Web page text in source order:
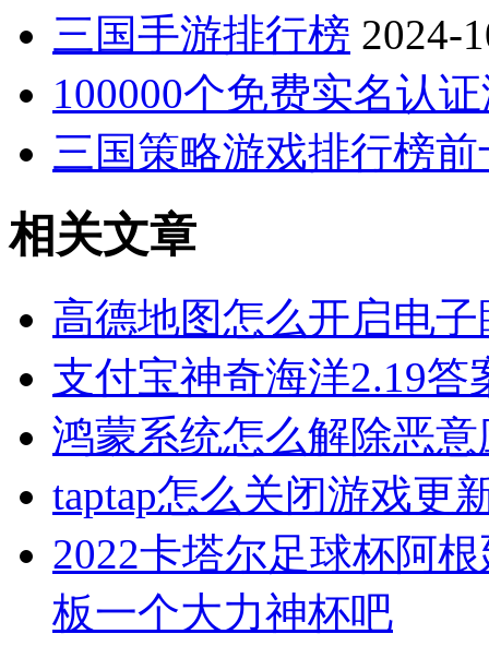
三国手游排行榜 2024-
100000个免费实名认
三国策略游戏排行榜
相关文章
高德地图怎么开启电
支付宝神奇海洋2.19答
鸿蒙系统怎么解除恶
taptap怎么关闭游戏更
2022卡塔尔足球杯阿
板一个大力神杯吧